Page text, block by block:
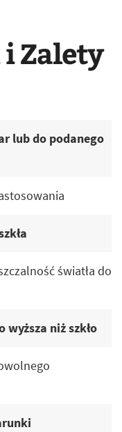
Zalety
lub do podanego
światła do
wyższa niż szkło